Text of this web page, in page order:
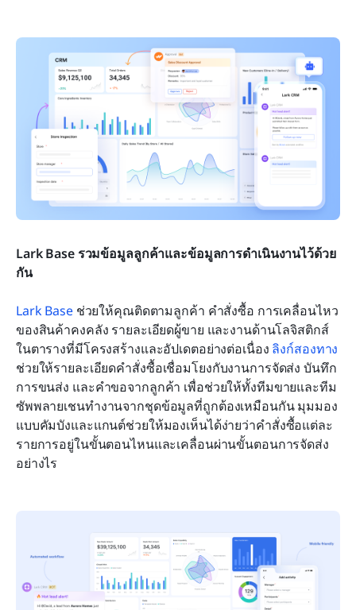
Lark Base รวมข้อมูลลูกค้าและข้อมูลการดำเนินงานไว้ด้วย
กัน
Lark Base ช่วยให้คุณติดตามลูกค้า คำสั่งซื้อ การเคลื่อนไหว
ของสินค้าคงคลัง รายละเอียดผู้ขาย และงานด้านโลจิสติกส์
ในตารางที่มีโครงสร้างและอัปเดตอย่างต่อเนื่อง ลิงก์สองทาง
ช่วยให้รายละเอียดคำสั่งซื้อเชื่อมโยงกับงานการจัดส่ง บันทึก
การขนส่ง และคำขอจากลูกค้า เพื่อช่วยให้ทั้งทีมขายและทีม
ซัพพลายเชนทำงานจากชุดข้อมูลที่ถูกต้องเหมือนกัน มุมมอง
แบบคัมบังและแกนต์ช่วยให้มองเห็นได้ง่ายว่าคำสั่งซื้อแต่ละ
รายการอยู่ในขั้นตอนไหนและเคลื่อนผ่านขั้นตอนการจัดส่ง
อย่างไร